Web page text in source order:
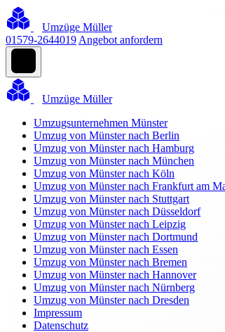
Umzüge Müller
01579-2644019 Angebot anfordern
Umzüge Müller
Umzugsunternehmen Münster
Umzug von Münster nach Berlin
Umzug von Münster nach Hamburg
Umzug von Münster nach München
Umzug von Münster nach Köln
Umzug von Münster nach Frankfurt am
Umzug von Münster nach Stuttgart
Umzug von Münster nach Düsseldorf
Umzug von Münster nach Leipzig
Umzug von Münster nach Dortmund
Umzug von Münster nach Essen
Umzug von Münster nach Bremen
Umzug von Münster nach Hannover
Umzug von Münster nach Nürnberg
Umzug von Münster nach Dresden
Impressum
Datenschutz